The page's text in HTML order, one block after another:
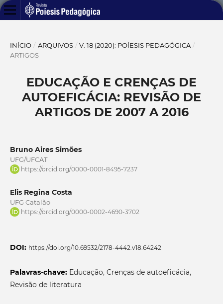
INÍCIO / ARQUIVOS / V. 18 (2020): POÍESIS PEDAGÓGICA /
ARTIGOS
EDUCAÇÃO E CRENÇAS DE
AUTOEFICÁCIA: REVISÃO DE
ARTIGOS DE 2007 A 2016
Bruno Aires Simões
UFG/UFCAT
https://orcid.org/0000-0001-8495-7237
Elis Regina Costa
UFG Catalão
https://orcid.org/0000-0002-4690-3702
DOI: https://doi.org/10.69532/2178-4442.v18.64242
Palavras-chave: Educação, Crenças de autoeficácia,
Revisão de literatura